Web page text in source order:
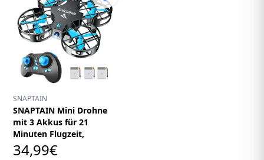
SNAPTAIN
SNAPTAIN Mini Drohne
mit 3 Akkus für 21
Minuten Flugzeit,
34,99€